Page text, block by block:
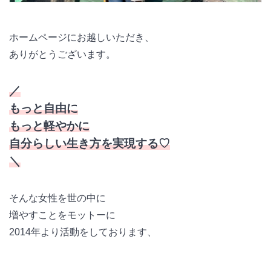
ホームページにお越しいただき、
ありがとうございます。
／
もっと自由に
もっと軽やかに
自分らしい生き方を実現する♡
＼
そんな女性を世の中に
増やすことをモットーに
2014年より活動をしております、